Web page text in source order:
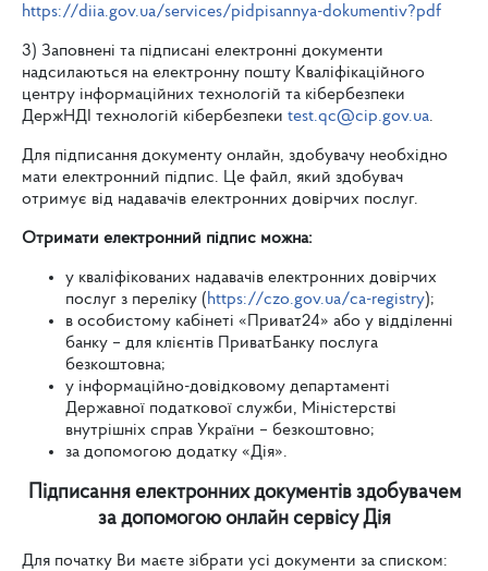
https://diia.gov.ua/services/pidpisannya-dokumentiv?pdf
3) Заповнені та підписані електронні документи
надсилаються на електронну пошту Кваліфікаційного
центру інформаційних технологій та кібербезпеки
ДержНДІ технологій кібербезпеки test.qc@cip.gov.ua.
Для підписання документу онлайн, здобувачу необхідно
мати електронний підпис. Це файл, який здобувач
отримує від надавачів електронних довірчих послуг.
Отримати електронний підпис можна:
у кваліфікованих надавачів електронних довірчих
послуг з переліку ( https://czo.gov.ua/ca-registry);
в особистому кабінеті «Приват24» або у відділенні
банку –­ для клієнтів ПриватБанку послуга
безкоштовна;
у інформаційно-довідковому департаменті
Державної податкової служби, Міністерстві
внутрішніх справ України – безкоштовно;
за допомогою додатку «Дія».
Підписання електронних документів здобувачем
за допомогою онлайн сервісу Дія
Для початку Ви маєте зібрати усі документи за списком: